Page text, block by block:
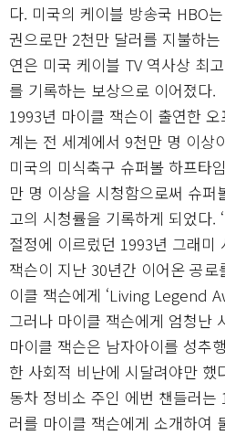
다. 미국의 케이블 방송국 HBO
권으로만 2천만 달러를 지불하
연은 미국 케이블 TV 역사상 최
를 기록하는 보상으로 이어졌다.
1993년 마이클 잭슨이 출연한
계는 전 세계에서 9천만 명 이상
미국의 미식축구 슈퍼볼 하프타
만 명 이상을 시청함으로써 슈퍼
고의 시청률을 기록하게 되었다.
절정에 이르렀던 1993년 그래미
잭슨이 지난 30년간 이어온 공
이클 잭슨에게 ‘Living Legend
그러나 마이클 잭슨에게 엄청난
마이클 잭슨은 남자아이를 성추
한 사회적 비난에 시달려야만 했
동차 정비소 주인 에번 챈들러는
러를 마이클 잭슨에게 소개하여